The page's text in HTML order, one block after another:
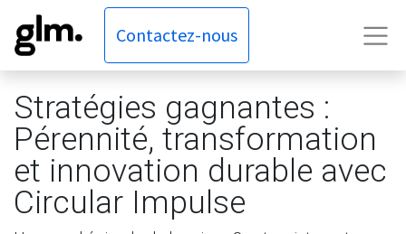
Contactez-nous
Stratégies gagnantes :
Pérennité, transformation
et innovation durable avec
Circular Impulse